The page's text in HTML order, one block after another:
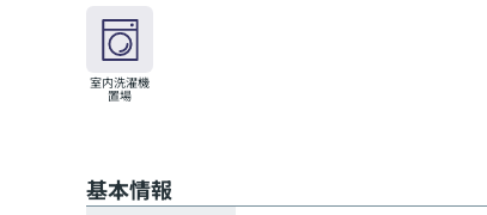
室内洗濯機
置場
基本情報